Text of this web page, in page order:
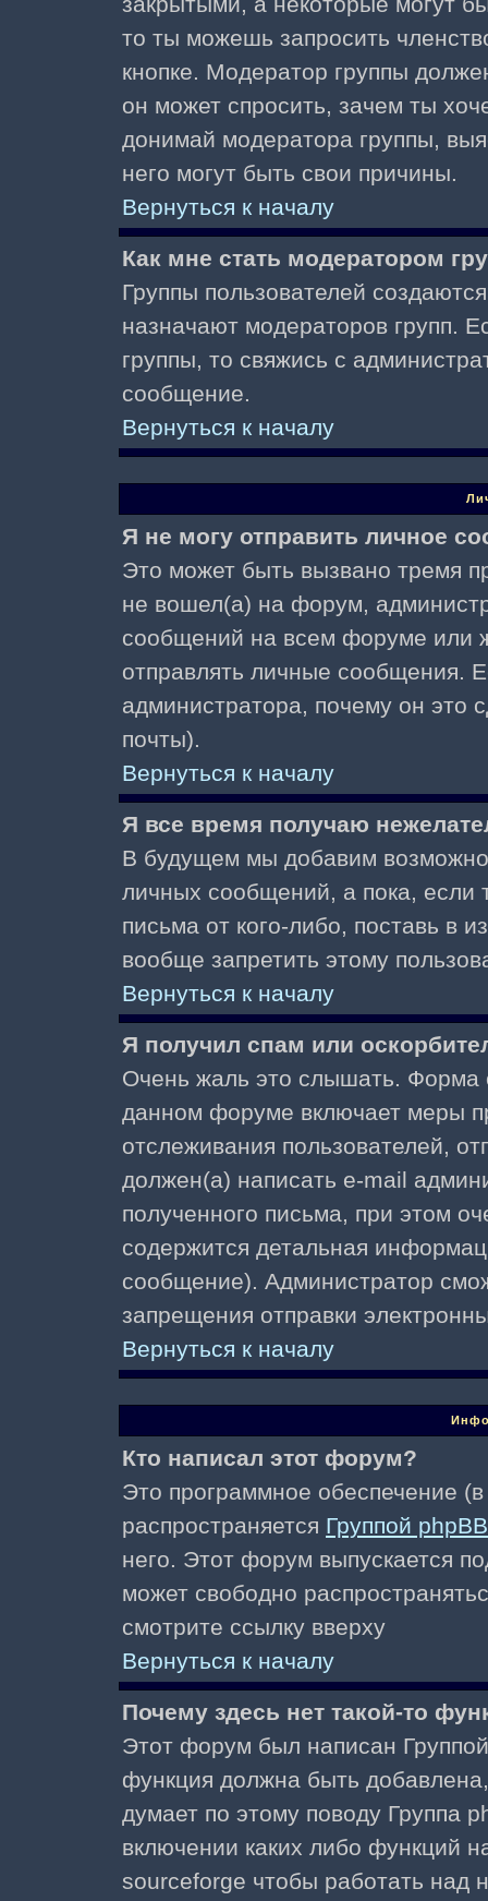
то ты можешь запросить
кнопке. Модератор группы
он может спросить, зачем ты
донимай модератора группы,
него могут быть свои причины.
Вернуться к началу
Как мне стать модератором
Группы пользователей
назначают модераторов групп.
группы, то свяжись с
сообщение.
Вернуться к началу
Я не могу отправить личное
Это может быть вызвано тремя
не вошел(а) на форум,
сообщений на всем форуме или
отправлять личные сообщения.
администратора, почему он это
почты).
Вернуться к началу
Я все время получаю
В будущем мы добавим
личных сообщений, а пока, если
письма от кого-либо, поставь в
вообще запретить этому
Вернуться к началу
Я получил спам или
Очень жаль это слышать. Форма
данном форуме включает меры
отслеживания пользователей,
должен(а) написать e-mail
полученного письма, при этом
содержится детальная
сообщение). Администратор
запрещения отправки
Вернуться к началу
Кто написал этот форум?
Это программное обеспечение
распространяется Группой phpBB
него. Этот форум выпускается
может свободно
смотрите ссылку вверху
Вернуться к началу
Почему здесь нет такой-то
Этот форум был написан
функция должна быть
думает по этому поводу Группа
включении каких либо функций
sourceforge чтобы работать над